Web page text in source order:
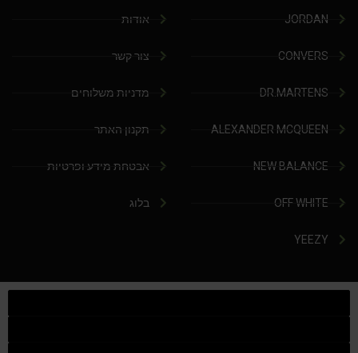
JORDAN
CONVERS
DR.MARTENS
ALEXANDER MCQUEEN
NEW BALANCE
OFF WHITE
YEEZY
אודות
צור קשר
מדניות משלוחים
תקנון האתר
אבטחת מידע ופרטיות
בלוג